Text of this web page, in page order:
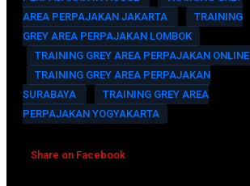
AREA PERPAJAKAN JAKARTA
TRAINING
GREY AREA PERPAJAKAN LOMBOK
TRAINING GREY AREA PERPAJAKAN ONLINE
TRAINING GREY AREA PERPAJAKAN
SURABAYA
TRAINING GREY AREA
PERPAJAKAN YOGYAKARTA
Share on Facebook